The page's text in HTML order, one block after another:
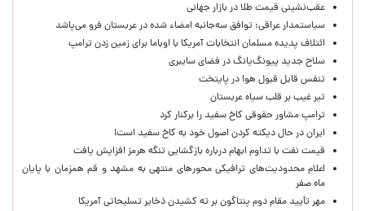
عقب‌نشینی قیمت طلا در بازار جهانی
سیاستمدار عراقی: توافق سه‌جانبه امضاء شده در عربستان فرو می‌پاشد
ائتلاف پدیده مسلمان انتخابات آمریکا با اوباما برای زمین زدن ترامپ
سلاح جدید پیونگ‌یانگ در فضای سایبری
تنفس قابل قبول هوا در پایتخت
تیر غیب بر قلب سیاه عربستان
ترامپ مشاور حقوقی کاخ سفید را برکنار کرد
ایران در حال دیکته کردن اصول خود به کاخ سفید است!
قیمت نفت با تداوم ابهام درباره بازگشایی تنگه هرمز افزایش یافت
اعلام محدودیت‌های ترافیکی محورهای منتهی به مشهد و قم همزمان با پایان
ماه صفر
مهر تأیید مقام دوم پنتاگون بر ته کشیدن ذخایر تسلیحاتی آمریکا